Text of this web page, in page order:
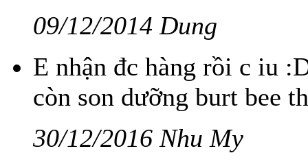
09/12/2014 Dung
E nhận đc hàng rồi c iu
còn son dưỡng burt bee
30/12/2016 Nhu My